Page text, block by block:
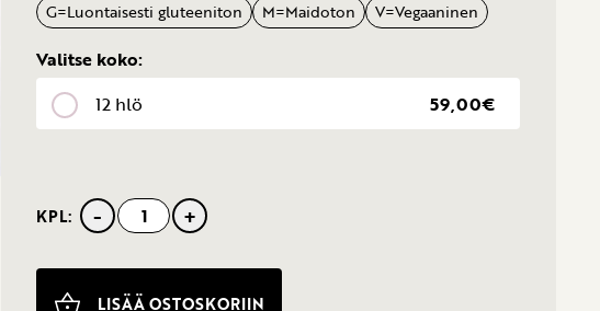
G=Luontaisesti gluteeniton M=Maidoton V=Vegaaninen
Valitse koko:
12 hlö
59,00€
KPL: -
Laku-
(
+
LISÄÄ OSTOSKORIIN